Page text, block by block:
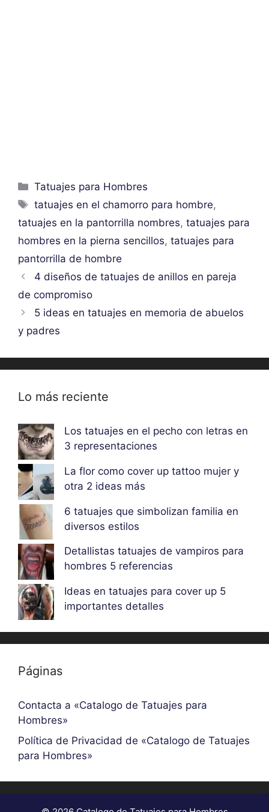
Categorías
Tatuajes para Hombres
Etiquetas
tatuajes en el chamorro para hombre,
tatuajes en la pantorrilla nombres, tatuajes para
hombres en la pierna sencillos, tatuajes para
pantorrilla de hombre
4 diseños de tatuajes de anillos en pareja
de compromiso
5 ideas en tatuajes en memoria de abuelos
y padres
Lo más reciente
Los tatuajes en el pecho con letras en
3 representaciones
La flor como cover up tattoo mujer y
otra 2 ideas más
6 tatuajes que simbolizan familia en
diversos estilos
Detallistas tatuajes de vampiros para
hombres 5 referencias
Ideas en tatuajes para cover up 5
importantes detalles
Páginas
Contacta a «Catalogo de Tatuajes para
Hombres»
Política de Privacidad de «Catalogo de Tatuajes
para Hombres»